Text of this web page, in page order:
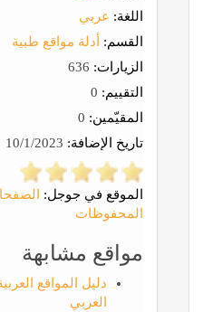
اللغة: عربي
القسم:
أدلة مواقع طبية
الزيارات:
التقييم:
المقيّمين:
تاريخ الإضافة:
الموقع في جوجل:
المحفوظات
مواقع مشابهة
دليل المواقع
العربي